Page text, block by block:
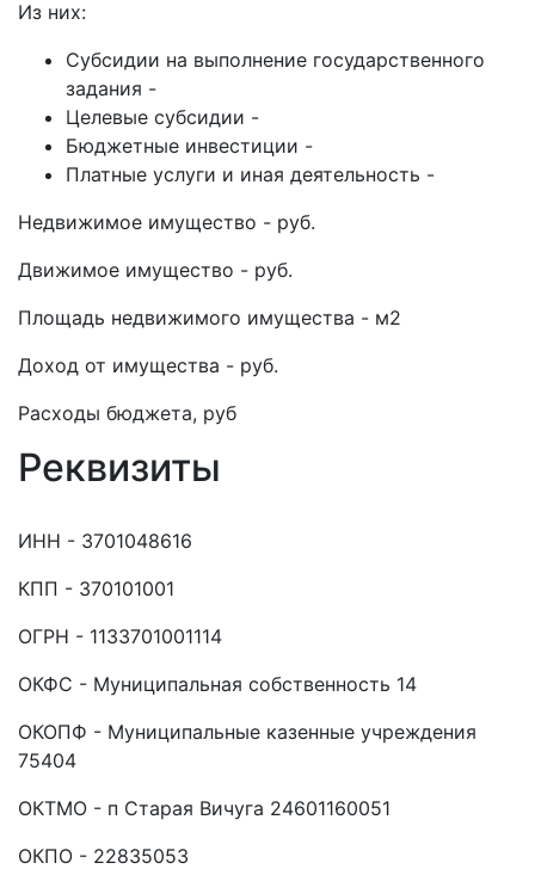
Из них:
Субсидии на выполнение государственного
задания -
Целевые субсидии -
Бюджетные инвестиции -
Платные услуги и иная деятельность -
Недвижимое имущество - руб.
Движимое имущество - руб.
Площадь недвижимого имущества - м2
Доход от имущества - руб.
Расходы бюджета, руб
Реквизиты
ИНН - 3701048616
КПП - 370101001
ОГРН - 1133701001114
ОКФС - Муниципальная собственность 14
ОКОПФ - Муниципальные казенные учреждения
75404
ОКТМО - п Старая Вичуга 24601160051
ОКПО - 22835053